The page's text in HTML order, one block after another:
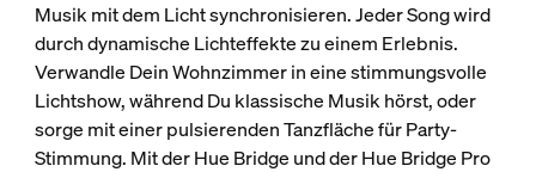
Musik mit dem Licht synchronisieren. Jeder Song wird
durch dynamische Lichteffekte zu einem Erlebnis.
Verwandle Dein Wohnzimmer in eine stimmungsvolle
Lichtshow, während Du klassische Musik hörst, oder
sorge mit einer pulsierenden Tanzfläche für Party-
Stimmung. Mit der Hue Bridge und der Hue Bridge Pro